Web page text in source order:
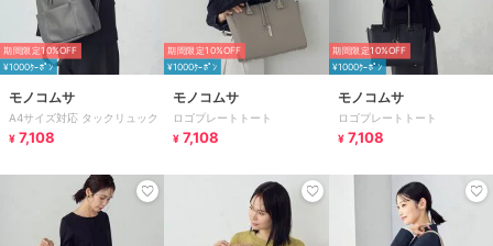
期間限定10%OFF
¥1000ｸｰﾎﾟﾝ
モノコムサ
A4サイズ対応 タックリュック
¥ 7,108
期間限定10%OFF
¥1000ｸｰﾎﾟﾝ
モノコムサ
ロゴプレートトート
¥ 7,108
期間限定10%OFF
¥1000ｸｰﾎﾟﾝ
モノコムサ
ロゴプレートトート
¥ 7,108